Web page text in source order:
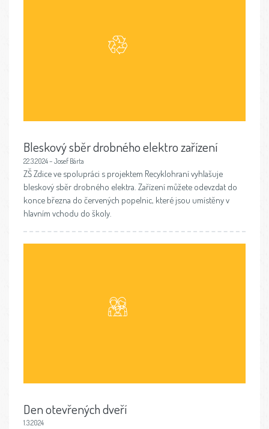
Bleskový sběr drobného elektro zařízení
22.3.2024 – Josef Bárta
ZŠ Zdice ve spolupráci s projektem Recyklohraní vyhlašuje
bleskový sběr drobného elektra. Zařízení můžete odevzdat do
konce března do červených popelnic, které jsou umístěny v
hlavním vchodu do školy.
Den otevřených dveří
1.3.2024